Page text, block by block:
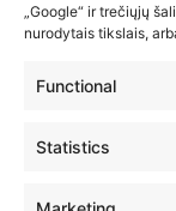
„Google“ ir trečiųjų
nurodytais tikslais,
Functional
Statistics